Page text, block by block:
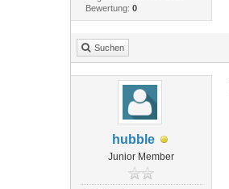
Bewertung: 0
Suchen
hubble
Junior Member